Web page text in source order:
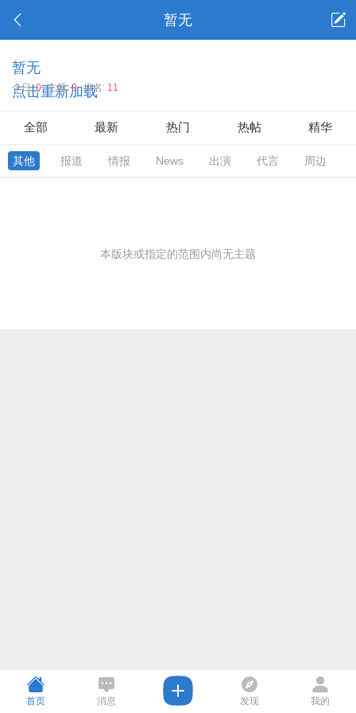
暂无
暂无
点击重新加载
今日:0 主题:0 排名: 11
全部 最新 热门 热帖 精华
其他 报道 情报 News 出演 代言 周边
本版块或指定的范围内尚无主题
首页 消息 发现 我的